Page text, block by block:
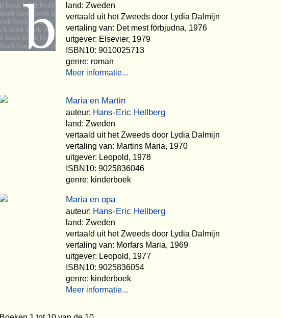
land: Zweden
vertaald uit het Zweeds door Lydia Dalmijn
vertaling van: Det mest förbjudna, 1976
uitgever: Elsevier, 1979
ISBN10: 9010025713
genre: roman
Meer informatie...
Maria en Martin
auteur: Hans-Eric Hellberg
land: Zweden
vertaald uit het Zweeds door Lydia Dalmijn
vertaling van: Martins Maria, 1970
uitgever: Leopold, 1978
ISBN10: 9025836046
genre: kinderboek
Maria en opa
auteur: Hans-Eric Hellberg
land: Zweden
vertaald uit het Zweeds door Lydia Dalmijn
vertaling van: Morfars Maria, 1969
uitgever: Leopold, 1977
ISBN10: 9025836054
genre: kinderboek
Meer informatie...